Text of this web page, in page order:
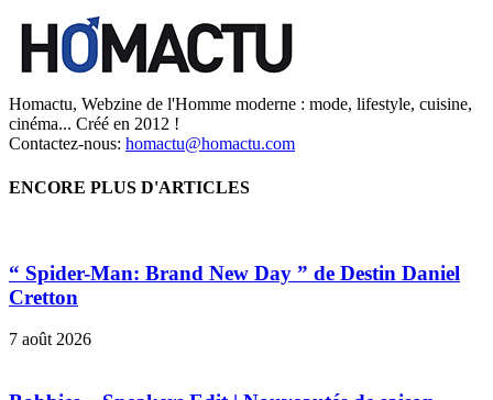
Homactu, Webzine de l'Homme moderne : mode, lifestyle, cuisine,
cinéma... Créé en 2012 !
Contactez-nous: homactu@homactu.com
ENCORE PLUS D'ARTICLES
“ Spider-Man: Brand New Day ” de Destin Daniel
Cretton
7 août 2026